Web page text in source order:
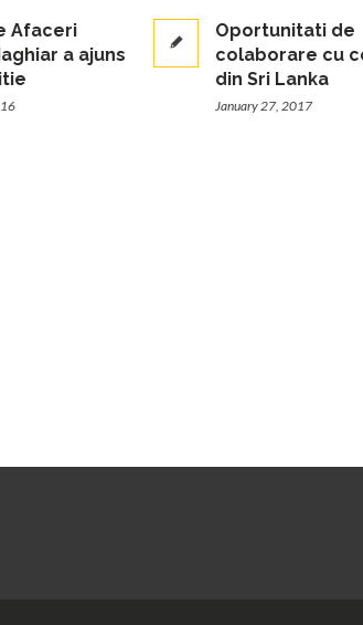
a ajuns
Oportunitati de
colaborare cu
din Sri Lanka
January 27, 2017